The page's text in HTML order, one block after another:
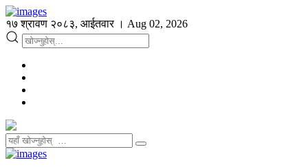
१७ श्रावण २०८३, आईतवार । Aug 02, 2026